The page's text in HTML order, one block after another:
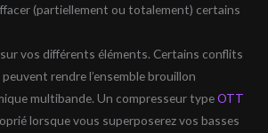
(partiellement ou totalement) certains
vos différents éléments. Certains conflits
rendre l’ensemble brouillon
multibande. Un compresseur typeOTT
lorsque vous superposerez vos basses